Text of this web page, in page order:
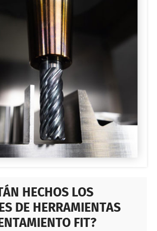
HECHOS LOS
DE HERRAMIENTAS
FIT?